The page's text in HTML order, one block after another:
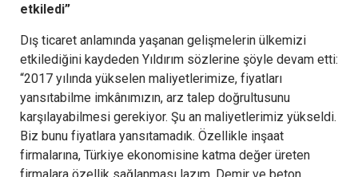
etkiledi”
Dış ticaret anlamında yaşanan gelişmelerin ülkemizi
etkilediğini kaydeden Yıldırım sözlerine şöyle devam etti:
“2017 yılında yükselen maliyetlerimize, fiyatları
yansıtabilme imkânımızın, arz talep doğrultusunu
karşılayabilmesi gerekiyor. Şu an maliyetlerimiz yükseldi.
Biz bunu fiyatlara yansıtamadık. Özellikle inşaat
firmalarına, Türkiye ekonomisine katma değer üreten